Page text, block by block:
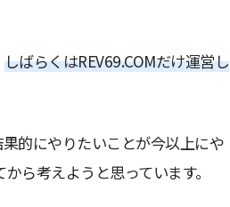
しばらくはREV69.COMだけ運営し
的にやりたいことが今以上にや
ら考えようと思っています。